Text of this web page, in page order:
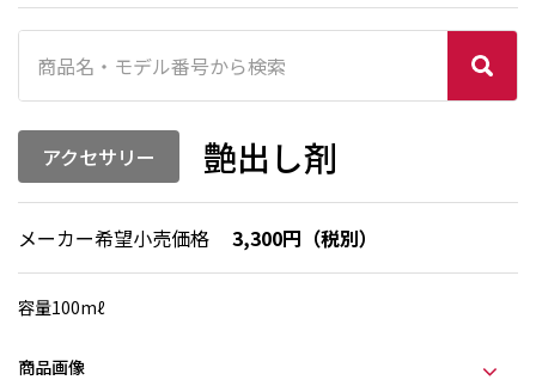
アクセサリー 艶出し剤
メーカー希望小売価格 3,300円（税別）
容量100mℓ
商品画像